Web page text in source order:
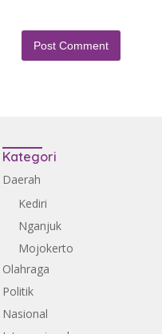
Kategori
Daerah
Kediri
Nganjuk
Mojokerto
Olahraga
Politik
Nasional